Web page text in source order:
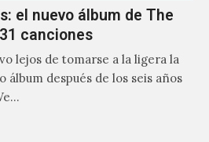
el nuevo álbum de The
canciones
lejos de tomarse a la ligera la
álbum después de los seis años